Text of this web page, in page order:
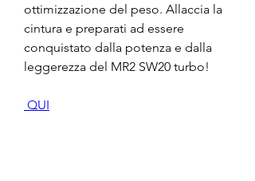
ottimizzazione del peso. Allaccia la
cintura e preparati ad essere
conquistato dalla potenza e dalla
leggerezza del MR2 SW20 turbo!
QUI